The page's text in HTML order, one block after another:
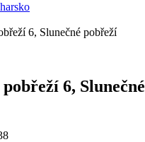
6, Slunečné pobřeží
6, Slunečné